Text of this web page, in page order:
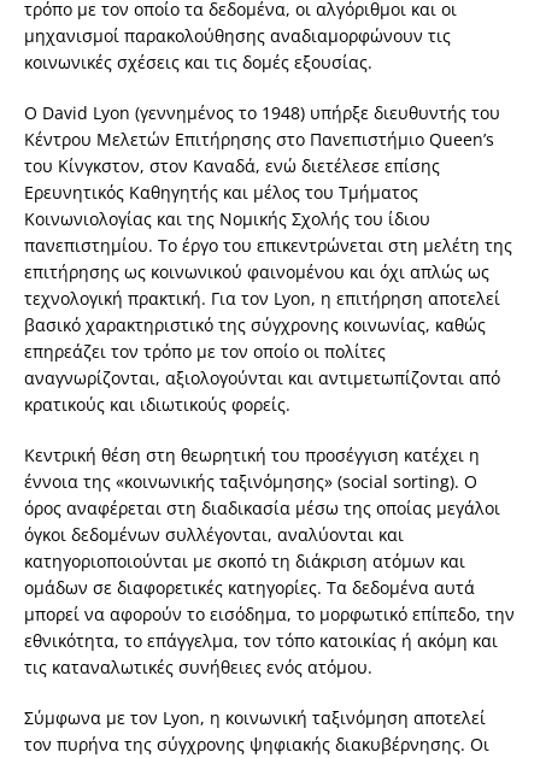
τρόπο με τον οποίο τα δεδομένα, οι αλγόριθμοι και οι
μηχανισμοί παρακολούθησης αναδιαμορφώνουν τις
κοινωνικές σχέσεις και τις δομές εξουσίας.
Ο David Lyon (γεννημένος το 1948) υπήρξε διευθυντής του
Κέντρου Μελετών Επιτήρησης στο Πανεπιστήμιο Queen’s
του Κίνγκστον, στον Καναδά, ενώ διετέλεσε επίσης
Ερευνητικός Καθηγητής και μέλος του Τμήματος
Κοινωνιολογίας και της Νομικής Σχολής του ίδιου
πανεπιστημίου. Το έργο του επικεντρώνεται στη μελέτη της
επιτήρησης ως κοινωνικού φαινομένου και όχι απλώς ως
τεχνολογική πρακτική. Για τον Lyon, η επιτήρηση αποτελεί
βασικό χαρακτηριστικό της σύγχρονης κοινωνίας, καθώς
επηρεάζει τον τρόπο με τον οποίο οι πολίτες
αναγνωρίζονται, αξιολογούνται και αντιμετωπίζονται από
κρατικούς και ιδιωτικούς φορείς.
Κεντρική θέση στη θεωρητική του προσέγγιση κατέχει η
έννοια της «κοινωνικής ταξινόμησης» (social sorting). Ο
όρος αναφέρεται στη διαδικασία μέσω της οποίας μεγάλοι
όγκοι δεδομένων συλλέγονται, αναλύονται και
κατηγοριοποιούνται με σκοπό τη διάκριση ατόμων και
ομάδων σε διαφορετικές κατηγορίες. Τα δεδομένα αυτά
μπορεί να αφορούν το εισόδημα, το μορφωτικό επίπεδο, την
εθνικότητα, το επάγγελμα, τον τόπο κατοικίας ή ακόμη και
τις καταναλωτικές συνήθειες ενός ατόμου.
Σύμφωνα με τον Lyon, η κοινωνική ταξινόμηση αποτελεί
τον πυρήνα της σύγχρονης ψηφιακής διακυβέρνησης. Οι